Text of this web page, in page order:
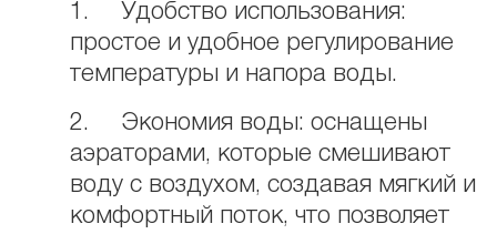
1. Удобство использования:
простое и удобное регулирование
температуры и напора воды.
2. Экономия воды: оснащены
аэраторами, которые смешивают
воду с воздухом, создавая мягкий и
комфортный поток, что позволяет